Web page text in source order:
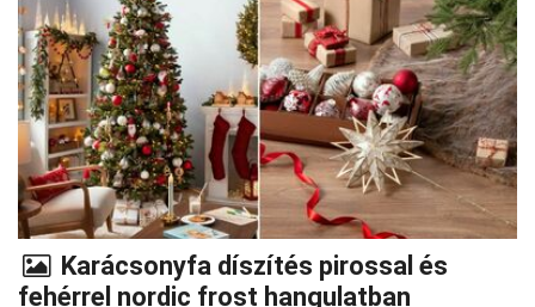
Karácsonyfa díszítés pirossal és
fehérrel nordic frost hangulatban